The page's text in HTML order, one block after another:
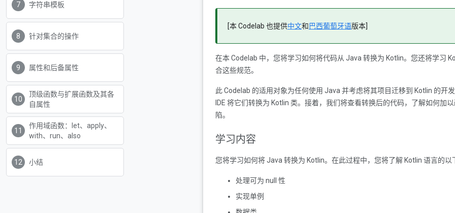
字符串模板
针对集合的操作
属性和后备属性
顶级函数与扩展函数及其各
自属性
作用域函数：let、apply、
with、run、also
小结
[本 Codelab 也提供中文和巴西葡萄牙语版本]
在本 Codelab 中，您将学习如何将代码从 Java 转换为 Kotlin。您还将学习
合这些规范。
此 Codelab 的适用对象为任何使用 Java 并考虑将其项目迁移到 Kotlin 的开
IDE 将它们转换为 Kotlin 类。接着，我们将查看转换后的代码，了解如何加
陷。
学习内容
您将学习如何将 Java 转换为 Kotlin。在此过程中，您将了解 Kotlin 语言的以
处理可为 null 性
实现单例